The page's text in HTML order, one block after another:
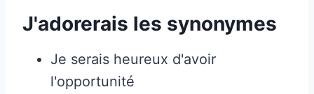
J'adorerais les synonymes
Je serais heureux d'avoir
l'opportunité